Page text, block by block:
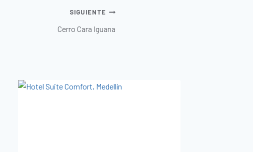
SIGUIENTE
Cerro Cara Iguana